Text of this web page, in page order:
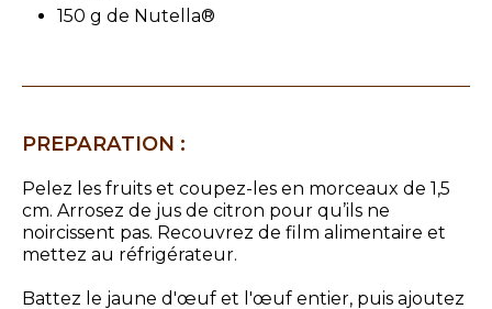
150 g de Nutella®
PREPARATION :
Pelez les fruits et coupez-les en morceaux de 1,5
cm. Arrosez de jus de citron pour qu’ils ne
noircissent pas. Recouvrez de film alimentaire et
mettez au réfrigérateur.
Battez le jaune d'œuf et l'œuf entier, puis ajoutez